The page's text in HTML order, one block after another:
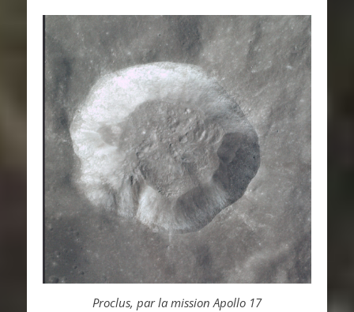
Proclus, par la mission Apollo 17